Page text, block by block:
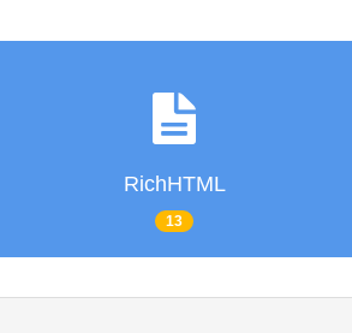
RichHTML
13